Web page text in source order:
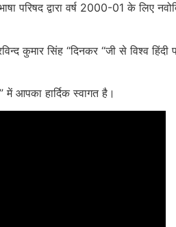
परिषद द्वारा वर्ष 2000-01 के लिए
कुमार सिंह “दिनकर “जी से विश्व
में आपका हार्दिक स्वागत है।